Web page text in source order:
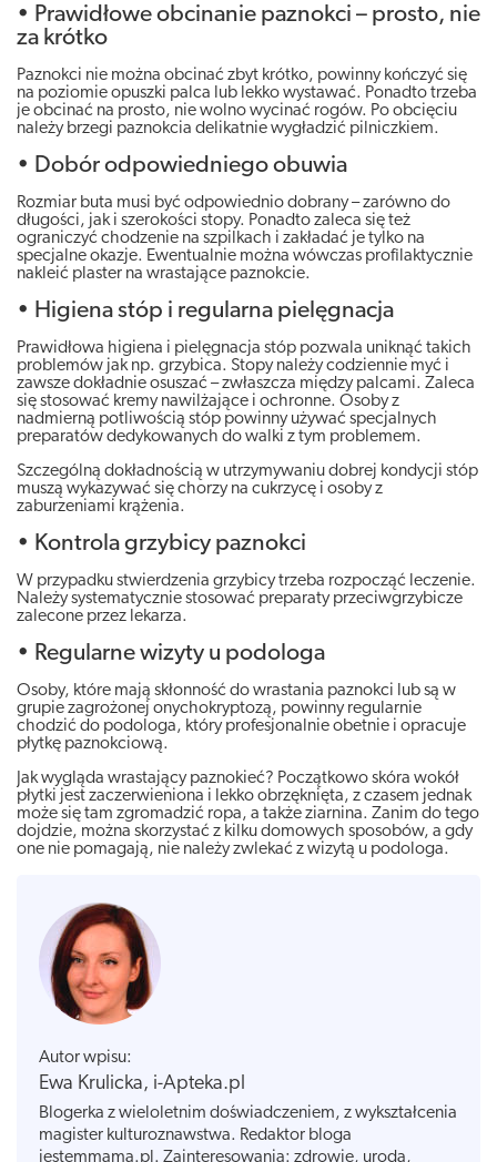
• Prawidłowe obcinanie paznokci – prosto, nie
za krótko
Paznokci nie można obcinać zbyt krótko, powinny kończyć się
na poziomie opuszki palca lub lekko wystawać. Ponadto trzeba
je obcinać na prosto, nie wolno wycinać rogów. Po obcięciu
należy brzegi paznokcia delikatnie wygładzić pilniczkiem.
• Dobór odpowiedniego obuwia
Rozmiar buta musi być odpowiednio dobrany – zarówno do
długości, jak i szerokości stopy. Ponadto zaleca się też
ograniczyć chodzenie na szpilkach i zakładać je tylko na
specjalne okazje. Ewentualnie można wówczas profilaktycznie
nakleić plaster na wrastające paznokcie.
• Higiena stóp i regularna pielęgnacja
Prawidłowa higiena i pielęgnacja stóp pozwala uniknąć takich
problemów jak np. grzybica. Stopy należy codziennie myć i
zawsze dokładnie osuszać – zwłaszcza między palcami. Zaleca
się stosować kremy nawilżające i ochronne. Osoby z
nadmierną potliwością stóp powinny używać specjalnych
preparatów dedykowanych do walki z tym problemem.
Szczególną dokładnością w utrzymywaniu dobrej kondycji stóp
muszą wykazywać się chorzy na cukrzycę i osoby z
zaburzeniami krążenia.
• Kontrola grzybicy paznokci
W przypadku stwierdzenia grzybicy trzeba rozpocząć leczenie.
Należy systematycznie stosować preparaty przeciwgrzybicze
zalecone przez lekarza.
• Regularne wizyty u podologa
Osoby, które mają skłonność do wrastania paznokci lub są w
grupie zagrożonej onychokryptozą, powinny regularnie
chodzić do podologa, który profesjonalnie obetnie i opracuje
płytkę paznokciową.
Jak wygląda wrastający paznokieć? Początkowo skóra wokół
płytki jest zaczerwieniona i lekko obrzęknięta, z czasem jednak
może się tam zgromadzić ropa, a także ziarnina. Zanim do tego
dojdzie, można skorzystać z kilku domowych sposobów, a gdy
one nie pomagają, nie należy zwlekać z wizytą u podologa.
Autor wpisu:
Ewa Krulicka, i-Apteka.pl
Blogerka z wieloletnim doświadczeniem, z wykształcenia
magister kulturoznawstwa. Redaktor bloga
jestemmama.pl. Zainteresowania: zdrowie, uroda,